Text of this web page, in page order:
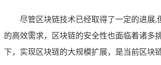
尽管区块链技术已经取得了一定的进展
的高效需求，区块链的安全性也面临着诸多
下，实现区块链的大规模扩展，是当前区块